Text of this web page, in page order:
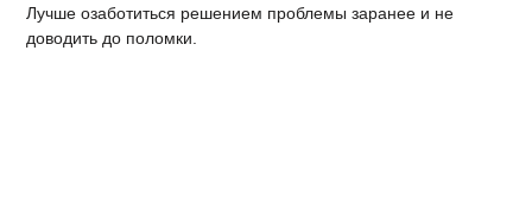
Лучше озаботиться решением проблемы заранее и не
доводить до поломки.